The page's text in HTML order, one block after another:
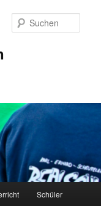
Schüler